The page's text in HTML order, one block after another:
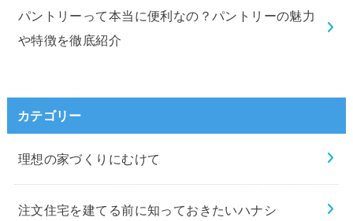
パントリーって本当に便利なの？パントリーの魅力
や特徴を徹底紹介
カテゴリー
理想の家づくりにむけて
注文住宅を建てる前に知っておきたいハナシ